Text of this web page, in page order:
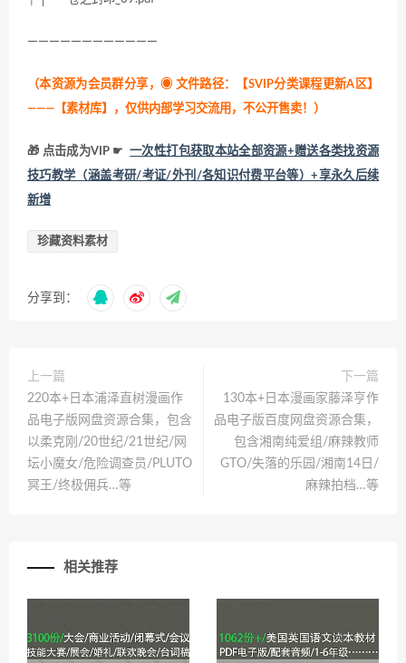
————————————
（本资源为会员群分享， ◉ 文件路径：【SVIP分类课程更新A区】
———【素材库】，仅供内部学习交流用，不公开售卖！ ）
🎁 点击成为VIP ☛ 一次性打包获取本站全部资源+赠送各类找资源
技巧教学（涵盖考研/考证/外刊/各知识付费平台等）+享永久后续
新增
珍藏资料素材
分享到：
上一篇
220本+日本浦泽直树漫画作
品电子版网盘资源合集，包含
以柔克刚/20世纪/21世纪/网
坛小魔女/危险调查员/PLUTO
冥王/终极佣兵…等
下一篇
130本+日本漫画家藤泽亨作
品电子版百度网盘资源合集，
包含湘南纯爱组/麻辣教师
GTO/失落的乐园/湘南14日/
麻辣拍档…等
相关推荐